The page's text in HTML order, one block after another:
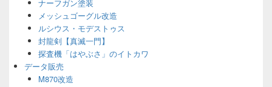
ナーフガン塗装
メッシュゴーグル改造
ルシウス・モデストゥス
封龍剣【真滅一門】
探査機「はやぶさ」のイトカワ
データ販売
M870改造